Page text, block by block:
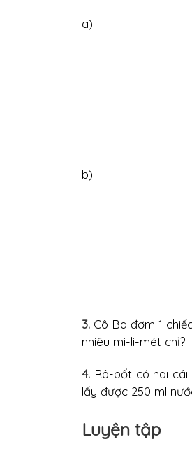
a)
b)
3. Cô Ba đơm 1
nhiêu mi-li-mét chỉ?
4. Rô-bốt có hai
lấy được 250 ml
Luyện tập